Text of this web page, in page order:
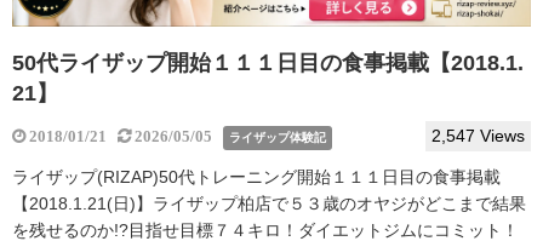
50代ライザップ開始１１１日目の食事掲載【2018.1.
21】
2018/01/21 2026/05/05 ライザップ体験記 2,547 Views
ライザップ(RIZAP)50代トレーニング開始１１１日目の食事掲載
【2018.1.21(日)】ライザップ柏店で５３歳のオヤジがどこまで結果
を残せるのか!?目指せ目標７４キロ！ダイエットジムにコミット！